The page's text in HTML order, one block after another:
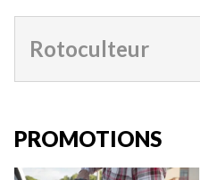
Rotoculteur
PROMOTIONS